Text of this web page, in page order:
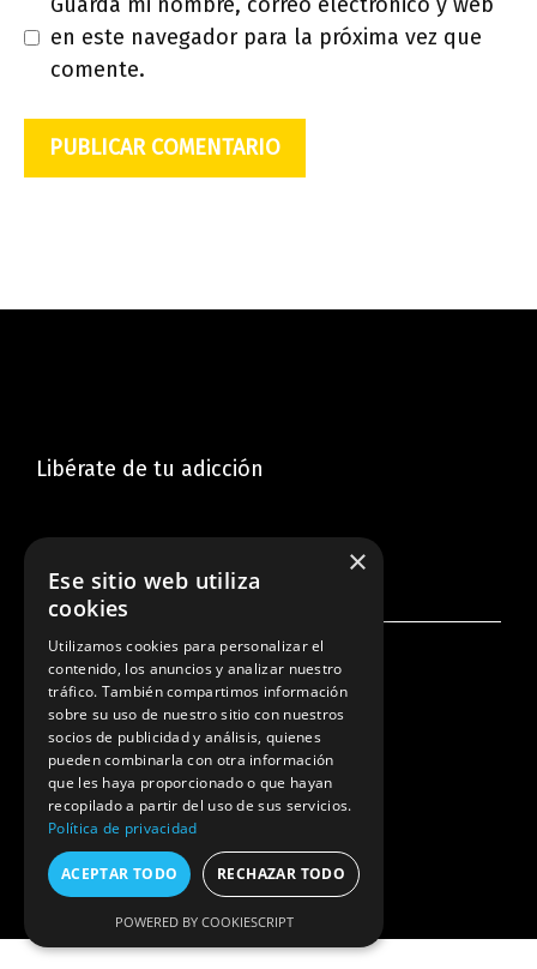
en este navegador para la próxima vez que
comente.
Libérate de tu adicción
© Joserautentico.com Copyright
Cookies|Política privacidad|Aviso legal
×
Ese sitio web utiliza
cookies
Utilizamos cookies para personalizar el
contenido, los anuncios y analizar nuestro
tráfico. También compartimos información
sobre su uso de nuestro sitio con nuestros
socios de publicidad y análisis, quienes
pueden combinarla con otra información
que les haya proporcionado o que hayan
recopilado a partir del uso de sus servicios.
Política de privacidad
ACEPTAR TODO RECHAZAR TODO
POWERED BY COOKIESCRIPT